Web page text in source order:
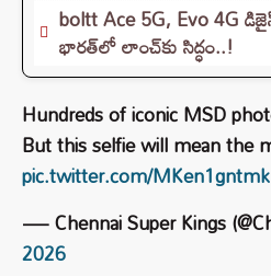
boltt Ace 5G, Evo 4G
భారత్‌లో లాంచ్‌కు సిద్ధం..!
Hundreds of iconic MSD
But this selfie will mean the
pic.twitter.com/MKen1gntmk
— Chennai Super Kings
2026